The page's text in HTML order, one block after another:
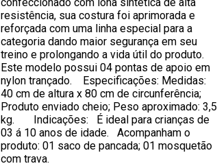
resistência, sua costura foi aprimorada e
reforçada com uma linha especial para a
categoria dando maior segurança em seu
treino e prolongando a vida útil do produto.
Este modelo possui 04 pontas de apoio em
nylon trançado. Especificações: Medidas:
40 cm de altura x 80 cm de circunferência;
Produto enviado cheio; Peso aproximado: 3,5
kg. Indicações: É ideal para crianças de
03 á 10 anos de idade. Acompanham o
produto: 01 saco de pancada; 01 mosquetão
com trava.